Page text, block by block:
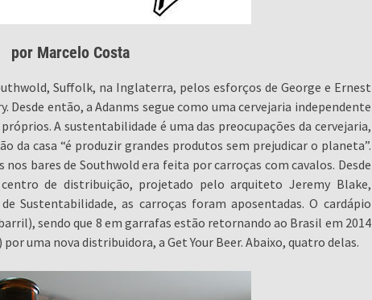
por Marcelo Costa
Suffolk, na Inglaterra, pelos esforços de George e Ernest
Desde então, a Adanms segue como uma cervejaria independente
A sustentabilidade é uma das preocupações da cervejaria,
da casa “é produzir grandes produtos sem prejudicar o planeta”.
bares de Southwold era feita por carroças com cavalos. Desde
de distribuição, projetado pelo arquiteto Jeremy Blake,
Sustentabilidade, as carroças foram aposentadas. O cardápio
sendo que 8 em garrafas estão retornando ao Brasil em 2014
uma nova distribuidora, a Get Your Beer. Abaixo, quatro delas.